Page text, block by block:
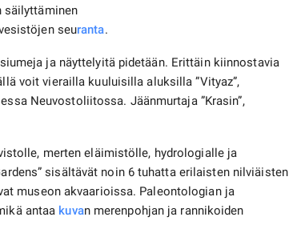
säilyttäminen
seuranta.
ja näyttelyitä pidetään. Erittäin kiinnostavia
voit vierailla kuuluisilla aluksilla ”Vityaz”,
Neuvostoliitossa. Jäänmurtaja ”Krasin”,
merten eläimistölle, hydrologialle ja
sisältävät noin 6 tuhatta erilaisten nilviäisten
museon akvaarioissa. Paleontologian ja
antaa kuvan merenpohjan ja rannikoiden